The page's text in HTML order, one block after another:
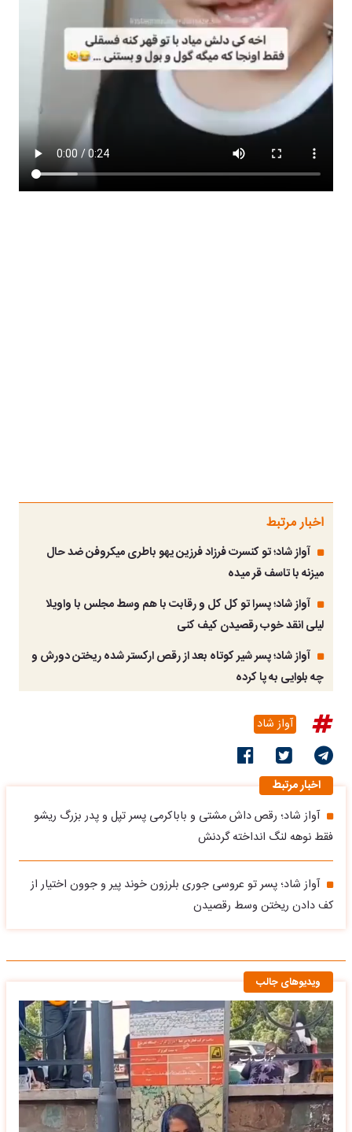
اخبار مرتبط
آواز شاد؛ تو کنسرت فرزاد فرزین یهو باطری میکروفن ضد حال
میزنه با تاسف قر میده
آواز شاد؛ پسرا تو کل کل و رقابت با هم وسط مجلس با واویلا
لیلی انقد خوب رقصیدن کیف کنی
آواز شاد؛ پسر شیر کوتاه بعد از رقص ارکستر شده ریختن دورش و
چه بلوایی به پا کرده
آواز شاد
اخبار مرتبط
آواز شاد؛ رقص داش مشتی و باباکرمی پسر تپل و پدر بزرگ ریشو
فقط نوهه لنگ انداخته گردنش
آواز شاد؛ پسر تو عروسی جوری بلرزون خوند پیر و جوون اختیار از
کف دادن ریختن وسط رقصیدن
ویدیوهای جالب